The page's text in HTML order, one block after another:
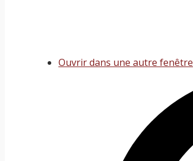
Ouvrir dans une autre fenêtre